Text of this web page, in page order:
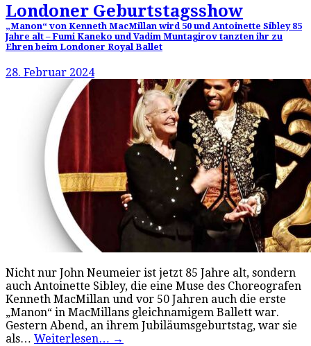
Londoner Geburtstagsshow
„Manon“ von Kenneth MacMillan wird 50 und Antoinette Sibley 85
Jahre alt – Fumi Kaneko und Vadim Muntagirov tanzten ihr zu
Ehren beim Londoner Royal Ballet
28. Februar 2024
Nicht nur John Neumeier ist jetzt 85 Jahre alt, sondern
auch Antoinette Sibley, die eine Muse des Choreografen
Kenneth MacMillan und vor 50 Jahren auch die erste
„Manon“ in MacMillans gleichnamigem Ballett war.
Gestern Abend, an ihrem Jubiläumsgeburtstag, war sie
als… Weiterlesen… →